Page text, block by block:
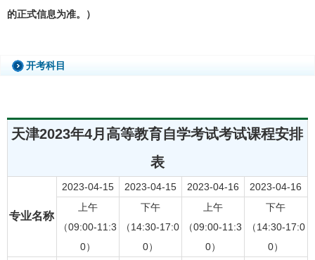
的正式信息为准。）
开考科目
天津2023年4月高等教育自学考试考试课程安排
表
专业名称
2023-04-15 2023-04-15 2023-04-16
2023-04-16
上午
（09:00-11:3
0）
下午
（14:30-17:0
0）
上午
（09:00-11:3
0）
下午
（14:30-17:0
0）